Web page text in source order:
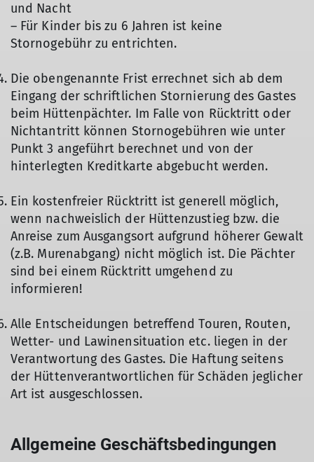
und Nacht
– Für Kinder bis zu 6 Jahren ist keine
Stornogebühr zu entrichten.
Die obengenannte Frist errechnet sich ab dem
Eingang der schriftlichen Stornierung des Gastes
beim Hüttenpächter. Im Falle von Rücktritt oder
Nichtantritt können Stornogebühren wie unter
Punkt 3 angeführt berechnet und von der
hinterlegten Kreditkarte abgebucht werden.
Ein kostenfreier Rücktritt ist generell möglich,
wenn nachweislich der Hüttenzustieg bzw. die
Anreise zum Ausgangsort aufgrund höherer Gewalt
(z.B. Murenabgang) nicht möglich ist. Die Pächter
sind bei einem Rücktritt umgehend zu
informieren!
Alle Entscheidungen betreffend Touren, Routen,
Wetter- und Lawinensituation etc. liegen in der
Verantwortung des Gastes. Die Haftung seitens
der Hüttenverantwortlichen für Schäden jeglicher
Art ist ausgeschlossen.
Allgemeine Geschäftsbedingungen